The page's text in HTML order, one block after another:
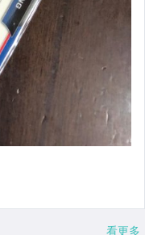
看更多